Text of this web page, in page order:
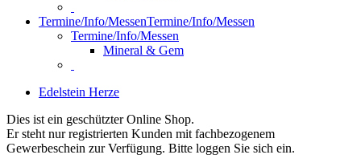
Termine/Info/MessenTermine/Info/Messen
Termine/Info/Messen
Mineral & Gem
Edelstein Herze
Dies ist ein geschützter Online Shop.
Er steht nur registrierten Kunden mit fachbezogenem
Gewerbeschein zur Verfügung. Bitte loggen Sie sich ein.